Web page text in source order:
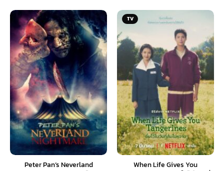
Peter Pan’s Neverland
TV
When Life Gives You